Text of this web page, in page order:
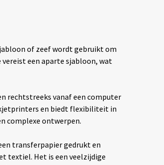
of zeef wordt gebruikt om
een aparte sjabloon, wat
rechtstreeks vanaf een computer
en biedt flexibiliteit in
complexe ontwerpen.
transferpapier gedrukt en
textiel. Het is een veelzijdige